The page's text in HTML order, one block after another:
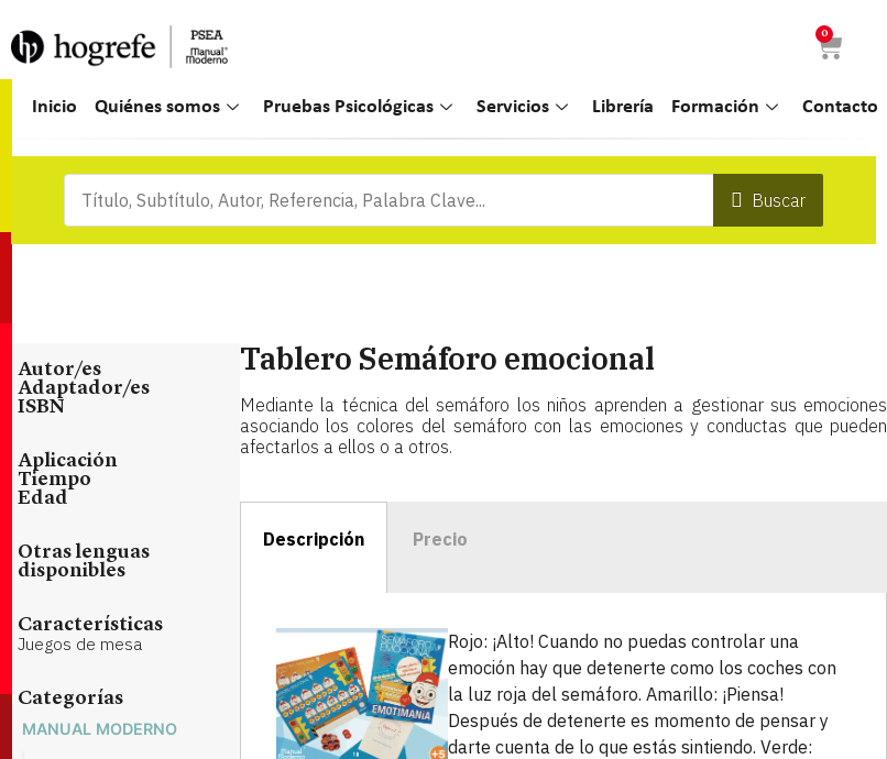
0
Inicio Quiénes somos Pruebas Psicológicas Servicios Librería Formación Contacto
Buscar
Autor/es
Adaptador/es
ISBN
Aplicación
Tiempo
Edad
Otras lenguas
disponibles
Características
Juegos de mesa
Categorías
MANUAL MODERNO
Tablero Semáforo emocional
Mediante la técnica del semáforo los niños aprenden a gestionar sus emociones
asociando los colores del semáforo con las emociones y conductas que pueden
afectarlos a ellos o a otros.
Descripción Precio
Rojo: ¡Alto! Cuando no puedas controlar una
emoción hay que detenerte como los coches con
la luz roja del semáforo. Amarillo: ¡Piensa!
Después de detenerte es momento de pensar y
darte cuenta de lo que estás sintiendo. Verde: